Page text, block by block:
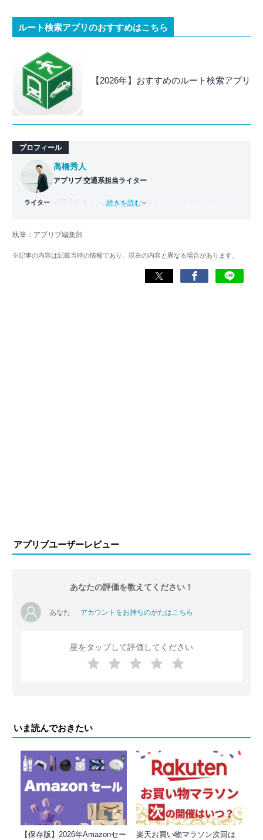
ルート検索アプリのおすすめはこちら
【2026年】おすすめのルート検索アプリ
プロフィール
ライター
高橋秀人
アプリブ 交通系担当ライター
大手自動車メーカーを経て、フリーランスでライター・編
旅をスタート。走行距離42,000km・活動期間500日以上か
現在はアプリブでSEOライターとして活動しており、これ
までにレビューしたアプリは900件以上。日本一周中に20
...続きを読む
執筆：アプリブ編集部
※記事の内容は記載当時の情報であり、現在の内容と異なる場合があります。
アプリブユーザーレビュー
あなたの評価を教えてください！
あなた アカウントをお持ちのかたはこちら
星をタップして評価してください
いま読んでおきたい
【保存版】2026年Amazonセー
楽天お買い物マラソン次回は